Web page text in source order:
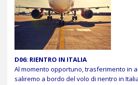
D06: RIENTRO IN ITALIA
Al momento opportuno, trasferimento in
saliremo a bordo del volo di rientro in